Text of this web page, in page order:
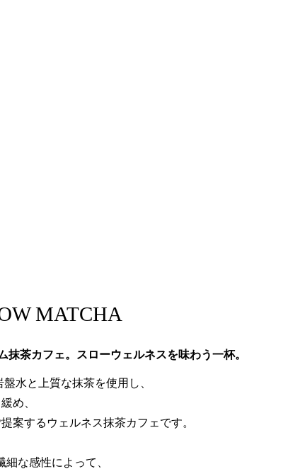
MATCHA
抹茶カフェ。スローウェルネスを味わう一杯。
水と上質な抹茶を使用し、
め、
案するウェルネス抹茶カフェです。
細な感性によって、